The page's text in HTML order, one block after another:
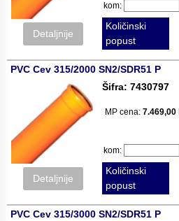
Detaljnije
kom:
Količinski
popust
PVC Cev 315/2000 SN2/SDR51 P
Detaljnije
Šifra: 7430797
MP cena: 7.469,00
kom:
Količinski
popust
PVC Cev 315/3000 SN2/SDR51 P